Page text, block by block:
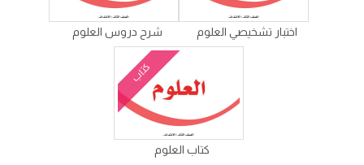
اختبار تشخيصي العلوم شرح دروس العلوم
كتاب
كتاب العلوم